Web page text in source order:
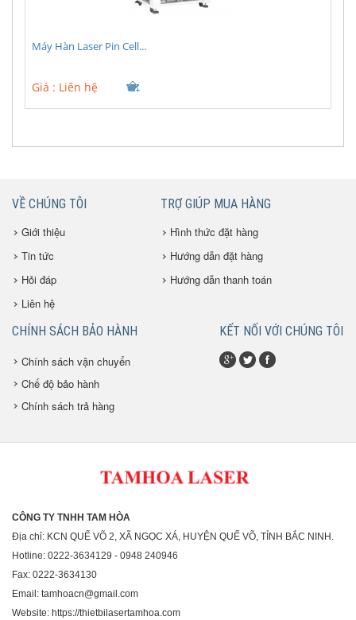
Máy Hàn Laser Pin Cell...
Giá : Liên hệ
VỀ CHÚNG TÔI
Giới thiệu
Tin tức
Hỏi đáp
Liên hệ
TRỢ GIÚP MUA HÀNG
Hình thức đặt hàng
Hướng dẫn đặt hàng
Hướng dẫn thanh toán
CHÍNH SÁCH BẢO HÀNH
Chính sách vận chuyển
Chế độ bảo hành
Chính sách trả hàng
KẾT NỐI VỚI CHÚNG TÔI
CÔNG TY TNHH TAM HÒA
Địa chỉ: KCN QUẾ VÕ 2, XÃ NGỌC XÁ, HUYỆN QUẾ VÕ, TỈNH BẮC NINH.
Hotline: 0222-3634129 - 0948 240946
Fax: 0222-3634130
Email: tamhoacn@gmail.com
Website: https://thietbilasertamhoa.com